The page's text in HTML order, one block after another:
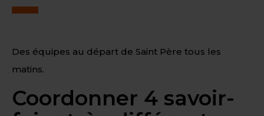
Des équipes au départ de Saint Père tous les
matins.
Coordonner 4 savoir-